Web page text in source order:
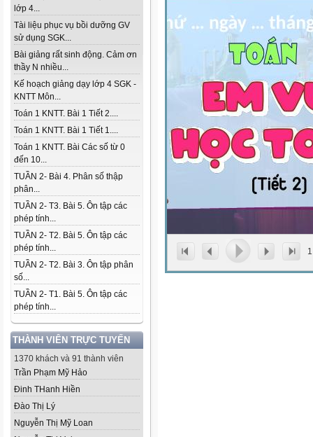
lớp 4...
Tài liệu phục vụ bồi dưỡng GV
sử dụng SGK...
Bài giảng rất sinh động. Cảm ơn
thầy N nhiều...
Kế hoạch giảng dạy lớp 4 SGK -
KNTT Môn...
Toán 1 KNTT. Bài 1 Tiết 2....
Toán 1 KNTT. Bài 1 Tiết 1....
Toán 1 KNTT. Bài Các số từ 0
đến 10...
TUẦN 2- Bài 4. Phân số thập
phân...
TUẦN 2- T3. Bài 5. Ôn tập các
phép tính...
TUẦN 2- T2. Bài 5. Ôn tập các
phép tính...
TUẦN 2- T2. Bài 3. Ôn tập phân
số...
TUẦN 2- T1. Bài 5. Ôn tập các
phép tính...
THÀNH VIÊN TRỰC TUYẾN
1370 khách và 91 thành viên
Trần Phạm Mỹ Hảo
Đinh THanh Hiền
Đào Thị Lý
Nguyễn Thị Mỹ Loan
1